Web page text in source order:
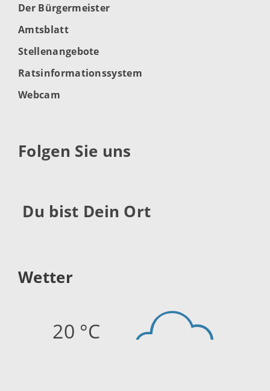
Der Bürgermeister
Amtsblatt
Stellenangebote
Ratsinformationssystem
Webcam
Folgen Sie uns
Du bist Dein Ort
Wetter
20 °C